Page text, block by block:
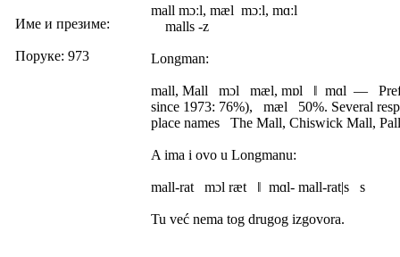
Име и презиме:
Поруке: 973
mall mɔːl, mæl mɔːl, mɑːl
malls -z
Longman:
mall, Mall mɔl mæl, mɒl ǁ mɑl —
since 1973: 76%), mæl 50%. Several
place names The Mall, Chiswick Mall,
A ima i ovo u Longmanu:
mall-rat mɔl ræt ǁ mɑl- mall-rat|s s
Tu već nema tog drugog izgovora.